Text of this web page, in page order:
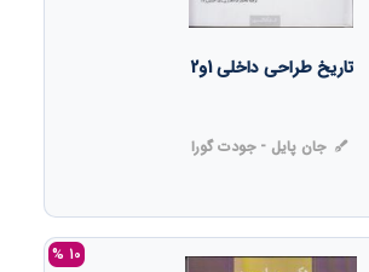
تاریخ طراحی داخلی 1و2
جان پایل - جودت گورا
10 %